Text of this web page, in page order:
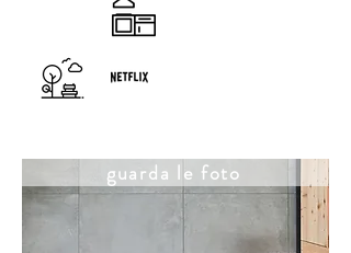
guarda le foto